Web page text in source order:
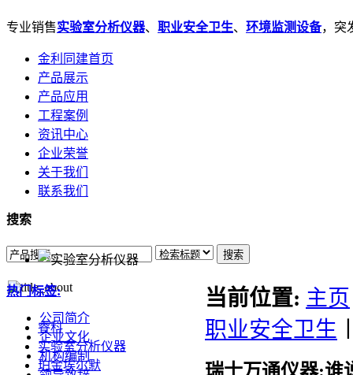
专业销售实验室分析仪器、 职业安全卫生、 环境监测设备，突
金利同建首页
产品展示
产品应用
工程案例
资讯中心
企业荣誉
关于我们
联系我们
搜索
搜索
热门标签:
睿科
实验室分析仪器
珀金埃尔默
公司简介
企业文化
机构编制
当前位置: 主页
职业安全卫生
瑞士万通仪器:谁